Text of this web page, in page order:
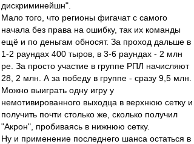
дискриминейшн".
Мало того, что регионы фигачат с самого
начала без права на ошибку, так их команды
ещё и по деньгам обносят. За проход дальше в
1-2 раундах 400 тыров, в 3-6 раундах - 2 млн
ре. За просто участие в группе РПЛ начисляют
28, 2 млн. А за победу в группе - сразу 9,5 млн.
Можно выиграть одну игру у
немотивированного выходца в верхнюю сетку и
получить почти столько же, сколько получил
"Акрон", пробиваясь в нижнюю сетку.
Ну и применение последнего шанса остаться в